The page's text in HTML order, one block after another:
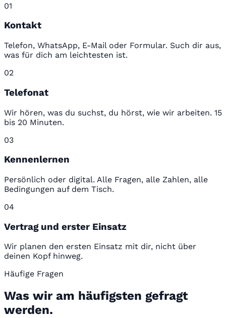
01
Kontakt
Telefon, WhatsApp, E-Mail oder Formular. Such dir aus,
was für dich am leichtesten ist.
02
Telefonat
Wir hören, was du suchst, du hörst, wie wir arbeiten. 15
bis 20 Minuten.
03
Kennenlernen
Persönlich oder digital. Alle Fragen, alle Zahlen, alle
Bedingungen auf dem Tisch.
04
Vertrag und erster Einsatz
Wir planen den ersten Einsatz mit dir, nicht über
deinen Kopf hinweg.
Häufige Fragen
Was wir am häufigsten gefragt
werden.